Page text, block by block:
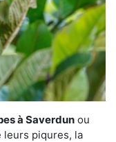
à Saverdun ou
leurs piqures, la